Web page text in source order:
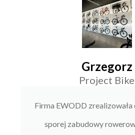
Firma EWODD
sporej zabudowy
Grzegorz
Project Bike